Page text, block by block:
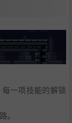
一项技能的解锁
。